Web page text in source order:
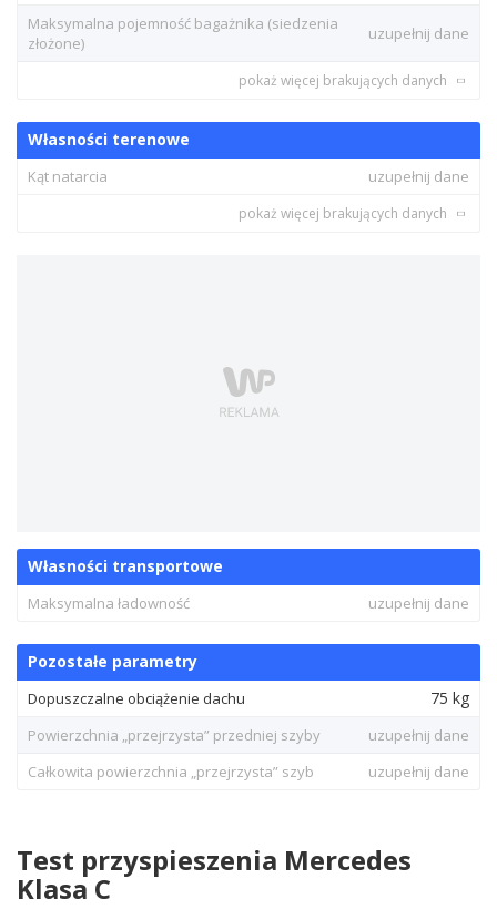
Maksymalna pojemność bagażnika (siedzenia
złożone)
uzupełnij dane
pokaż więcej brakujących danych
Własności terenowe
Kąt natarcia uzupełnij dane
pokaż więcej brakujących danych
Własności transportowe
Maksymalna ładowność uzupełnij dane
Pozostałe parametry
Dopuszczalne obciążenie dachu 75 kg
Powierzchnia „przejrzysta” przedniej szyby
uzupełnij dane
Całkowita powierzchnia „przejrzysta” szyb
uzupełnij dane
Test przyspieszenia Mercedes
Klasa C